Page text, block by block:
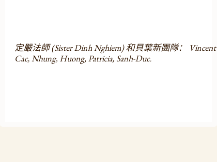
定嚴法師 (Sister Dinh Nghiem) 和貝葉新團隊：
Cac, Nhung, Huong, Patricia, Sanh-Duc.